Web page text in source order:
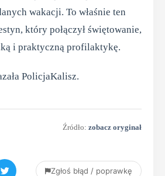
wakacji. To właśnie ten
który połączył świętowanie,
i praktyczną profilaktykę.
PolicjaKalisz.
Źródło: zobacz oryginał
Zgłoś błąd / poprawkę